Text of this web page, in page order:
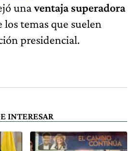
unaventaja superadora
temas que suelen
presidencial.
INTERESAR